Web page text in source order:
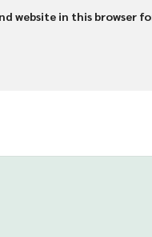
website in this browser